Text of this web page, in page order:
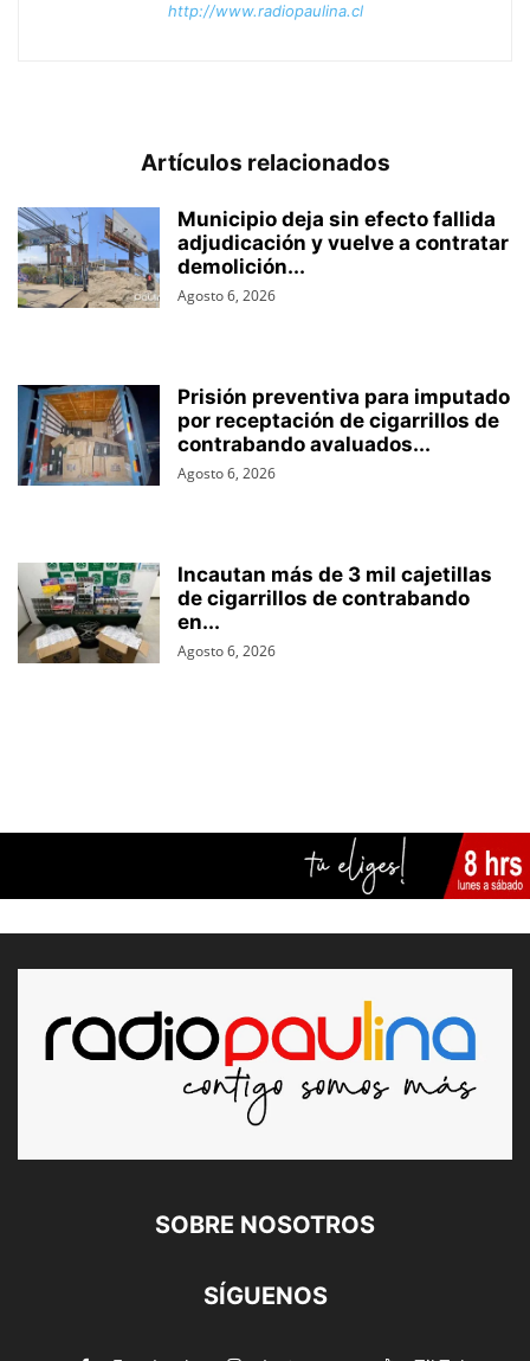
http://www.radiopaulina.cl
Artículos relacionados
Municipio deja sin efecto fallida
adjudicación y vuelve a contratar
demolición...
Agosto 6, 2026
Prisión preventiva para imputado
por receptación de cigarrillos de
contrabando avaluados...
Agosto 6, 2026
Incautan más de 3 mil cajetillas
de cigarrillos de contrabando
en...
Agosto 6, 2026
SOBRE NOSOTROS
SÍGUENOS